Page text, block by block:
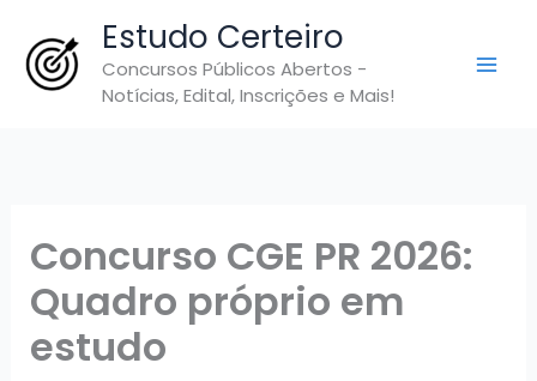
para
Estudo Certeiro
Concursos Públicos Abertos -
Notícias, Edital, Inscrições e Mais!
Concurso CGE PR 2026:
Quadro próprio em
estudo